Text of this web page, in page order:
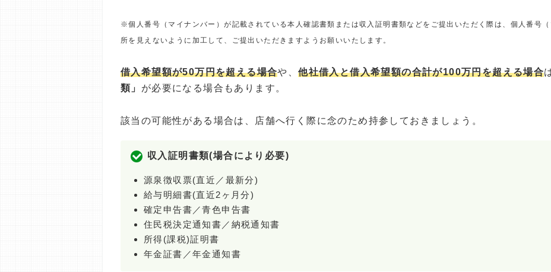
※個人番号（マイナンバー）が記載されている本人確認書類または収入証明書類などをご提出いただく際は、個人番号
所を見えないように加工して、ご提出いただきますようお願いいたします。
借入希望額が50万円を超える場合や、他社借入と借入希望額の合計が100万円を超える場合
類」 が必要になる場合もあります。
該当の可能性がある場合は、店舗へ行く際に念のため持参しておきましょう。
収入証明書類(場合により必要)
源泉徴収票(直近／最新分)
給与明細書(直近2ヶ月分)
確定申告書／青色申告書
住民税決定通知書／納税通知書
所得(課税)証明書
年金証書／年金通知書